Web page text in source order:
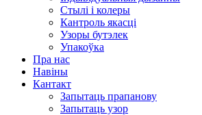
Стылі і колеры
Кантроль якасці
Узоры бутэлек
Упакоўка
Пра нас
Навіны
Кантакт
Запытаць прапанову
Запытаць узор